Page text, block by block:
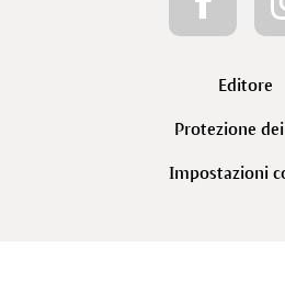
Editore
Protezione
Impostazioni